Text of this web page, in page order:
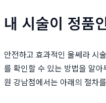
내 시술이 정품
안전하고 효과적인 울쎄라 시
를 확인할 수 있는 방법을 알
원 강남점에서는 아래의 절차